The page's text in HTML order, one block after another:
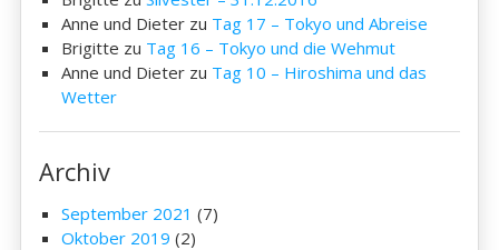
Anne und Dieter zu Tag 17 – Tokyo und Abreise
Brigitte zu Tag 16 – Tokyo und die Wehmut
Anne und Dieter zu Tag 10 – Hiroshima und das
Wetter
Archiv
September 2021 (7)
Oktober 2019 (2)